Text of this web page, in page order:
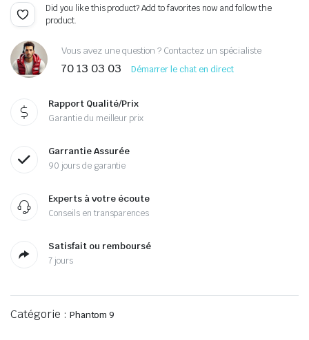
Did you like this product? Add to favorites now and follow the
product.
Vous avez une question ? Contactez un spécialiste
70 13 03 03 Démarrer le chat en direct
Rapport Qualité/Prix
Garantie du meilleur prix
Garrantie Assurée
90 jours de garantie
Experts à votre écoute
Conseils en transparences
Satisfait ou remboursé
7 jours
Catégorie : Phantom 9